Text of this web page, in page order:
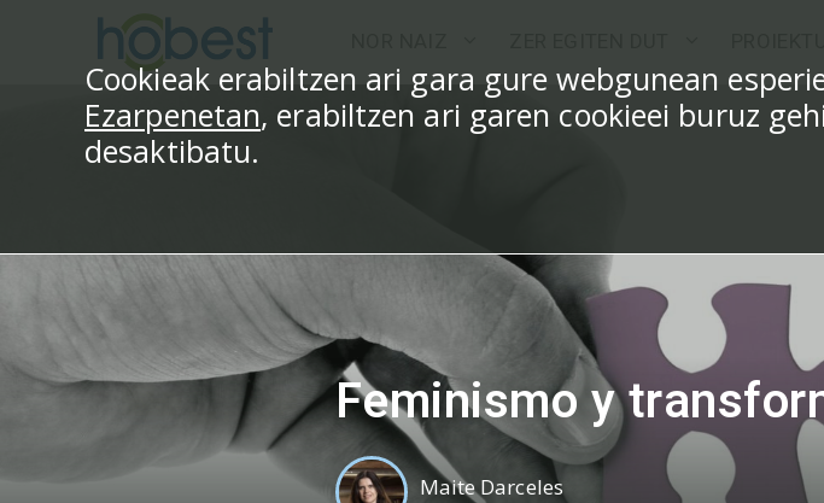
Feminismo y
Maite Darceles
Cookieak erabiltzen ari gara gure webgunean
Ezarpenetan, erabiltzen ari garen cookieei buruz
desaktibatu.